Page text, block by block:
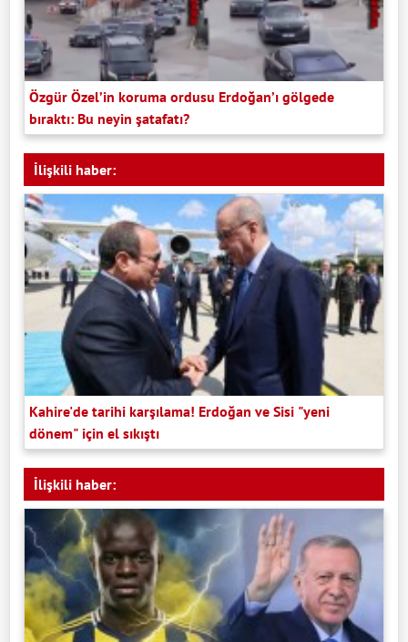
Özgür Özel’in koruma ordusu Erdoğan’ı gölgede
bıraktı: Bu neyin şatafatı?
İlişkili haber:
Kahire'de tarihi karşılama! Erdoğan ve Sisi "yeni
dönem" için el sıkıştı
İlişkili haber: